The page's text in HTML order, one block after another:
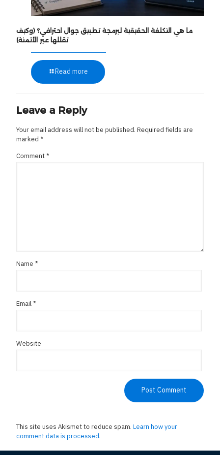
ما هي التكلفة الحقيقية لبرمجة تطبيق جوال احترافي؟ (وكيف
تقللها عبر الأتمتة)
Read more
Leave a Reply
Your email address will not be published. Required fields are
marked *
Comment *
Name *
Email *
Website
This site uses Akismet to reduce spam. Learn how your
comment data is processed.